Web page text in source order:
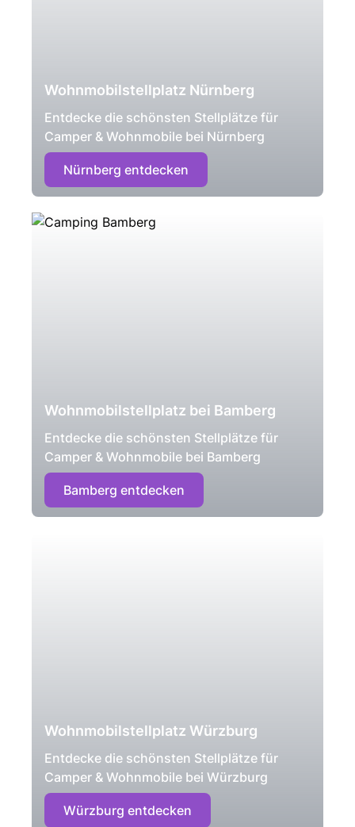
Wohnmobilstellplatz Nürnberg
Entdecke die schönsten Stellplätze für
Camper & Wohnmobile bei Nürnberg
Nürnberg entdecken
Wohnmobilstellplatz bei Bamberg
Entdecke die schönsten Stellplätze für
Camper & Wohnmobile bei Bamberg
Bamberg entdecken
Wohnmobilstellplatz Würzburg
Entdecke die schönsten Stellplätze für
Camper & Wohnmobile bei Würzburg
Würzburg entdecken